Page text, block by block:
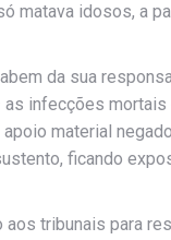
matava idosos, a
da sua
infecções mortais
material
ficando
tribunais para